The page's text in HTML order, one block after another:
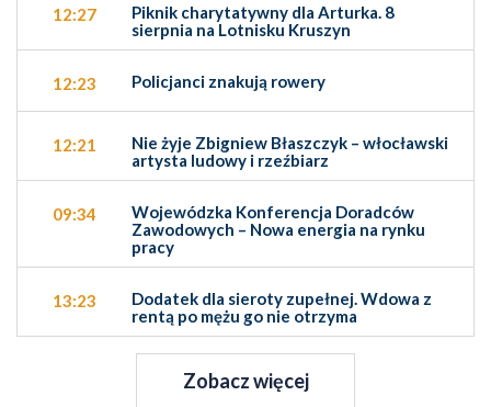
12:27
Piknik charytatywny dla Arturka. 8
sierpnia na Lotnisku Kruszyn
12:23 Policjanci znakują rowery
12:21
Nie żyje Zbigniew Błaszczyk – włocławski
artysta ludowy i rzeźbiarz
09:34
Wojewódzka Konferencja Doradców
Zawodowych – Nowa energia na rynku
pracy
13:23
Dodatek dla sieroty zupełnej. Wdowa z
rentą po mężu go nie otrzyma
Zobacz więcej